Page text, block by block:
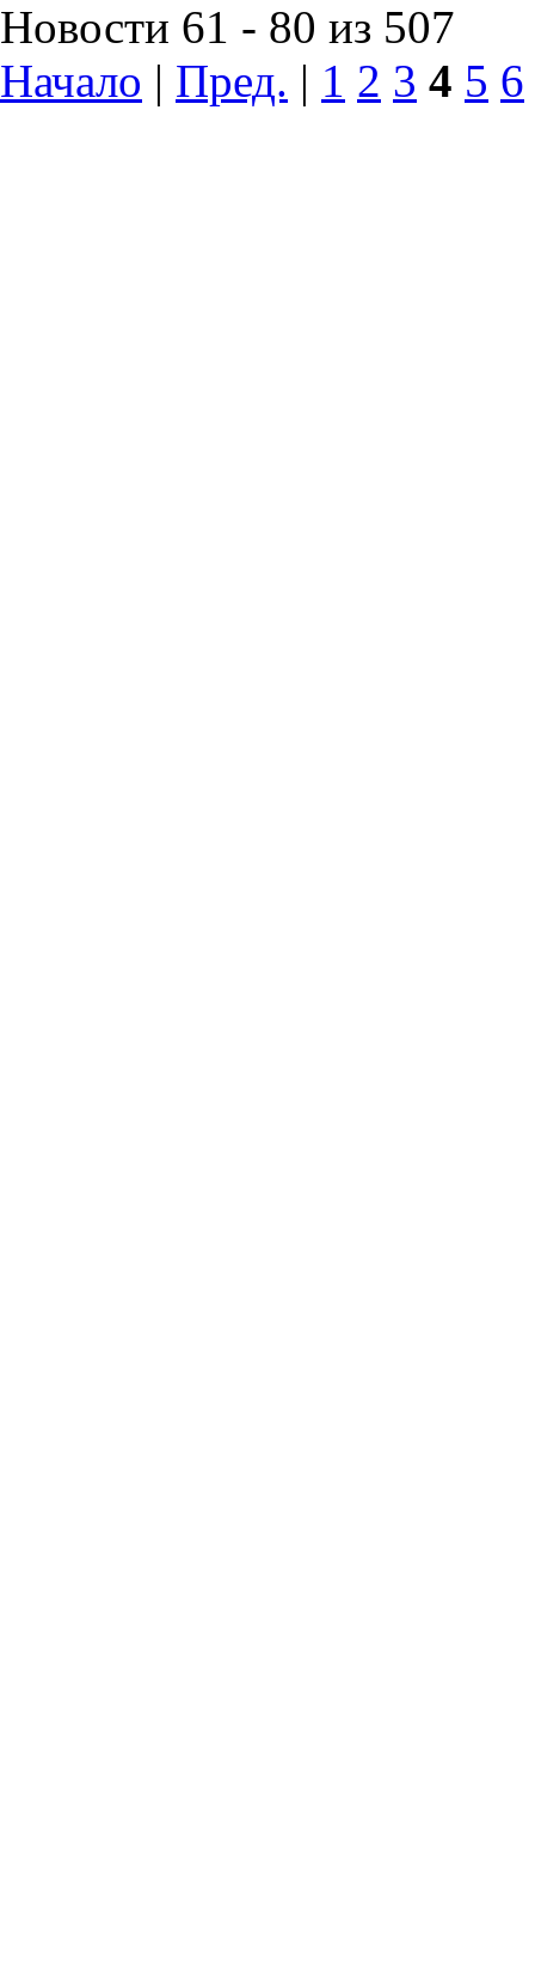
Новости 61 - 80 из 507
Начало | Пред. | 1 2 3 4 5 6